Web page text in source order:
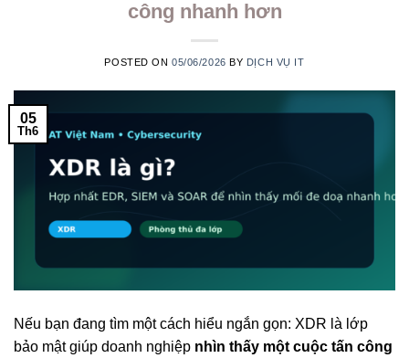
công nhanh hơn
POSTED ON05/06/2026 BY DỊCH VỤ IT
05
Th6
Nếu bạn đang tìm một cách hiểu ngắn gọn: XDR là lớp
bảo mật giúp doanh nghiệp nhìn thấy một cuộc tấn công